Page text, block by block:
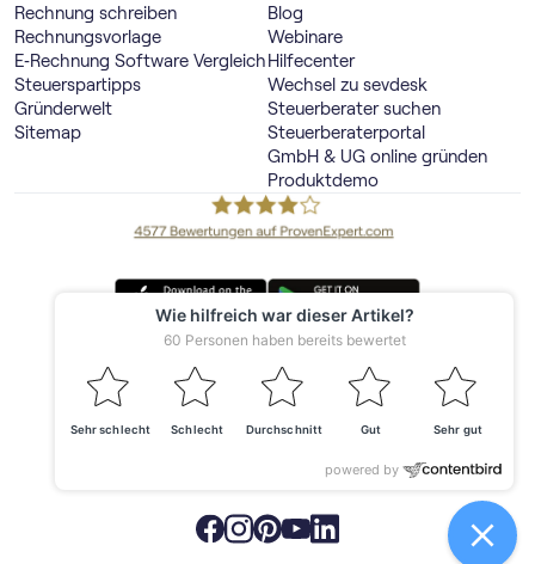
Rechnung schreiben
Rechnungsvorlage
E‑Rechnung Software Vergleich
Steuerspartipps
Gründerwelt
Sitemap
Blog
Webinare
Hilfecenter
Wechsel zu sevdesk
Steuerberater suchen
Steuerberaterportal
GmbH & UG online gründen
Produktdemo
Made with ❤️ in Offenburg
Deutschland